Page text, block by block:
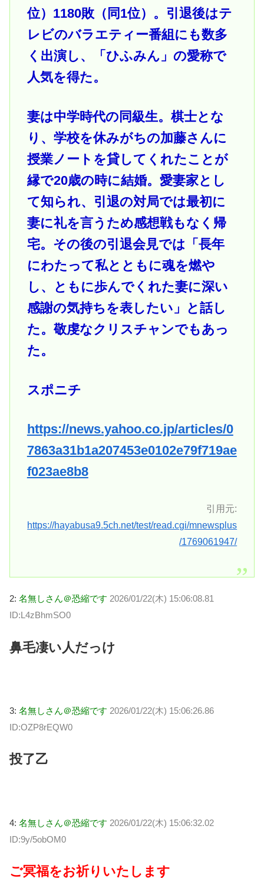
位）1180敗（同1位）。引退後はテ
レビのバラエティー番組にも数多
く出演し、「ひふみん」の愛称で
人気を得た。
妻は中学時代の同級生。棋士とな
り、学校を休みがちの加藤さんに
授業ノートを貸してくれたことが
縁で20歳の時に結婚。愛妻家とし
て知られ、引退の対局では最初に
妻に礼を言うため感想戦もなく帰
宅。その後の引退会見では「長年
にわたって私とともに魂を燃や
し、ともに歩んでくれた妻に深い
感謝の気持ちを表したい」と話し
た。敬虔なクリスチャンでもあっ
た。
スポニチ
https://news.yahoo.co.jp/articles/0
7863a31b1a207453e0102e79f719ae
f023ae8b8
引用元:
https://hayabusa9.5ch.net/test/read.cgi/mnewsplus
/1769061947/
2: 名無しさん＠恐縮です 2026/01/22(木) 15:06:08.81
ID:L4zBhmSO0
鼻毛凄い人だっけ
3: 名無しさん＠恐縮です 2026/01/22(木) 15:06:26.86
ID:OZP8rEQW0
投了乙
4: 名無しさん＠恐縮です 2026/01/22(木) 15:06:32.02
ID:9y/5obOM0
ご冥福をお祈りいたします